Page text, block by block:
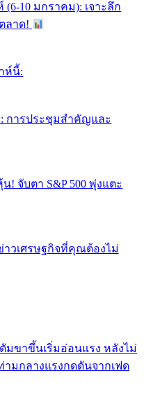
10 มกราคม): เจาะลึก
ลาด!
ห์นี้:
การประชุมสำคัญและ
จับตา S&P 500 พุ่งแตะ
วเศรษฐกิจที่คุณต้องไม่
มขาขึ้นเริ่มอ่อนแรง หลังไม่
ามกลางแรงกดดันจากเฟด